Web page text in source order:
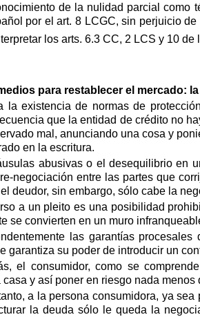
de la nulidad parcial como
por el art. 8 LCGC, sin perjuicio
los arts. 6.3 CC, 2 LCS y 10 de
para restablecer el mercado:
la existencia de normas de
que la entidad de crédito no
mal, anunciando una cosa y
en la escritura.
abusivas o el desequilibrio en
negociación entre las partes que
deudor, sin embargo, sólo cabe la
a un pleito es una posibilidad
se convierten en un muro
las garantías
garantiza su poder de introducir un
el consumidor, como se
y así poner en riesgo nada
a la persona consumidora, ya
la deuda sólo le queda la